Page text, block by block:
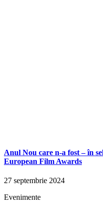
Anul Nou care n-a fost – în
European Film Awards
27 septembrie 2024
Evenimente